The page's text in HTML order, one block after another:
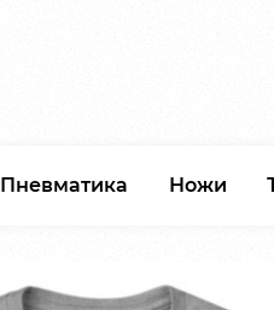
Пневматика Ножи